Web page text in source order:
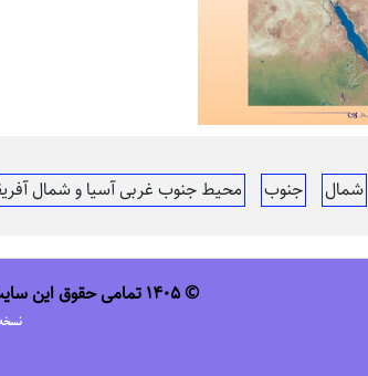
شمال جنوب محیط جنوب غربی آسیا و شمال
© 1405 تمامی حقوق این سایت متعلق به